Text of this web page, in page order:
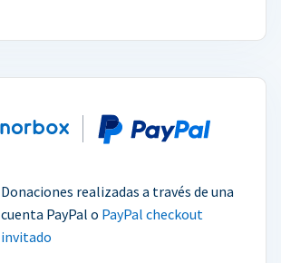
Donaciones realizadas a través de una
cuenta PayPal o PayPal checkout
invitado